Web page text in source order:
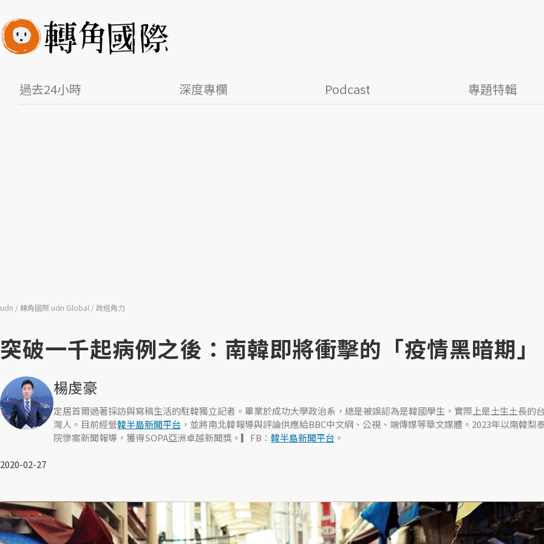
過去24小時 深度專欄 Podcast 專題特輯
udn 轉角國際 udn Global 政經角力
突破一千起病例之後：南韓即將衝擊的「疫情黑暗期」
楊虔豪
定居首爾過著採訪與寫稿生活的駐韓獨立記者。畢業於成功大學政治系，總是被誤認為是韓國學生，實際上是土生土長的
灣人。目前經營韓半島新聞平台 ，並將南北韓報導與評論供應給BBC中文網、公視、端傳媒等華文媒體。2023年以南韓梨
院慘案新聞報導，獲得SOPA亞洲卓越新聞獎。▎FB： 韓半島新聞平台 。
2020-02-27